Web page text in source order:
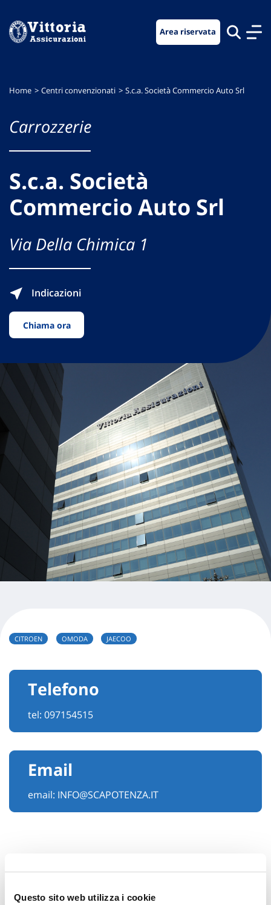
Questo sito web utilizza i cookie
menu
contenuto
footer
Area riservata
Home Centri convenzionati S.c.a. Società Commercio Auto Srl
Carrozzerie
S.c.a. Società
Commercio Auto Srl
Via Della Chimica 1
Indicazioni
Chiama ora
CITROEN OMODA JAECOO
Telefono
tel: 097154515
Email
email: INFO@SCAPOTENZA.IT